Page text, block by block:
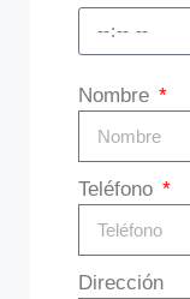
Nombre
Teléfono
Dirección